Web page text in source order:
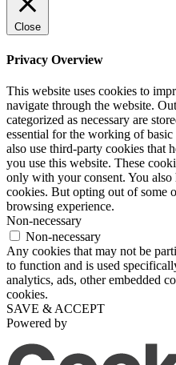
Close
Privacy Overview
This website uses cookies to
navigate through the website.
categorized as necessary are
essential for the working of
also use third-party cookies that
you use this website. These
only with your consent. You
cookies. But opting out of some
browsing experience.
Non-necessary
Non-necessary
Any cookies that may not be
to function and is used
analytics, ads, other embedded
cookies.
SAVE & ACCEPT
Powered by